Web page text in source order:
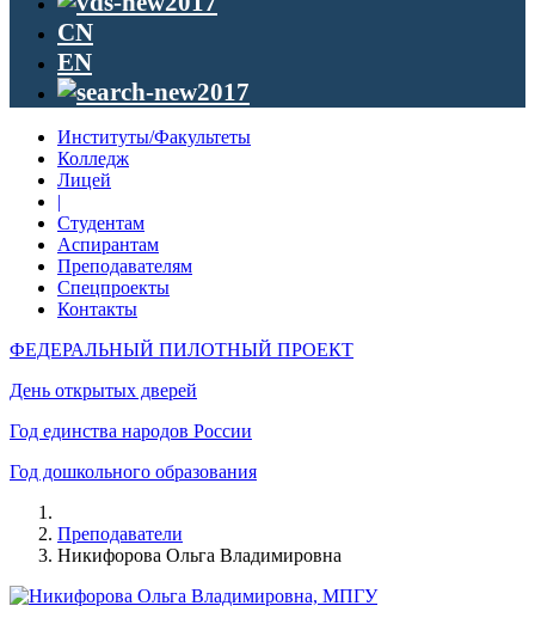
CN
EN
Институты/Факультеты
Колледж
Лицей
|
Студентам
Аспирантам
Преподавателям
Спецпроекты
Контакты
ФЕДЕРАЛЬНЫЙ ПИЛОТНЫЙ ПРОЕКТ
День открытых дверей
Год единства народов России
Год дошкольного образования
Преподаватели
Никифорова Ольга Владимировна